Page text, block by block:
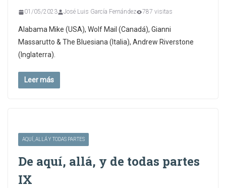
01/05/2023 José Luis García Fernández 787 visitas
Alabama Mike (USA), Wolf Mail (Canadá), Gianni
Massarutto & The Bluesiana (Italia), Andrew Riverstone
(Inglaterra).
Leer más
AQUÍ, ALLÁ Y TODAS PARTES
De aquí, allá, y de todas partes
IX